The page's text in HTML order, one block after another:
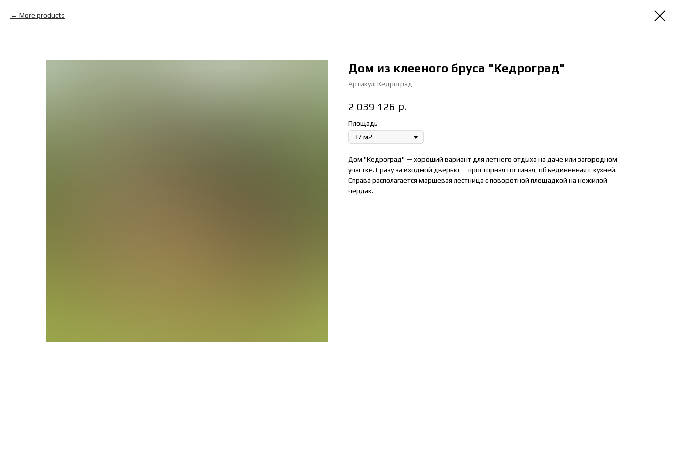
More products
Дом из клееного бруса "Кедроград"
Артикул: Кедроград
2 039 126 р.
Площадь
Дом "Кедроград" — хороший вариант для летнего отдыха на даче или загородном
участке. Сразу за входной дверью — просторная гостиная, объединенная с кухней.
Справа располагается маршевая лестница с поворотной площадкой на нежилой
чердак.